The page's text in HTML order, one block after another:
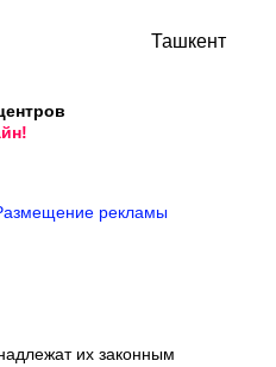
Ташкент
рекламы
их законным